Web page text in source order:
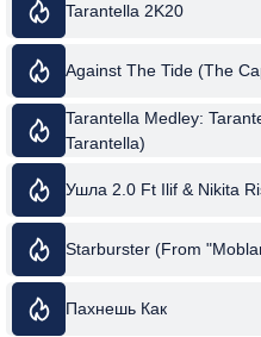
Tarantella 2K20
Against The Tide (The
Tarantella Medley:
Tarantella)
Ушла 2.0 Ft Ilif & Nikita
Starburster (From
Пахнешь Как